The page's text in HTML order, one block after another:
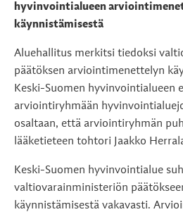
hyvinvointialueen
käynnistämisestä
Aluehallitus merkitsi tiedoksi
päätöksen arviointimenettelyn
Keski-Suomen hyvinvointialueen
arviointiryhmään
osaltaan, että arviointiryhmän
lääketieteen tohtori Jaakko
Keski-Suomen hyvinvointialue
valtiovarainministeriön
käynnistämisestä vakavasti.